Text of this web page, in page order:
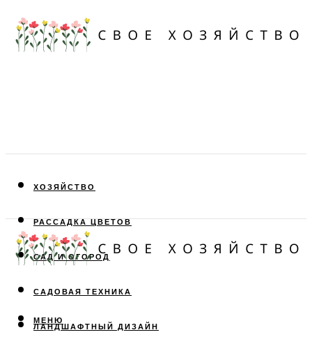
ХОЗЯЙСТВО
РАССАДКА ЦВЕТОВ
САД И ОГОРОД
САДОВАЯ ТЕХНИКА
ЛАНДШАФТНЫЙ ДИЗАЙН
МЕНЮ